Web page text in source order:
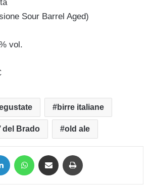
Sour Barrel Aged)
vol.
birre italiane
del Brado old ale
LinkedIn WhatsApp Condividi via mail